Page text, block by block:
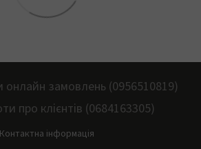
онлайн замовлень (0956510819)
про клієнтів (0684163305)
Контактна інформація